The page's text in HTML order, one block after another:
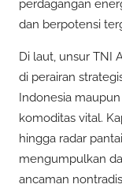
perdagangan
dan berpotensi
Di laut, unsur TNI
di perairan
Indonesia
komoditas vital.
hingga radar
mengumpulkan
ancaman